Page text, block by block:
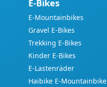
E-Bikes
E-Mountainbikes
Gravel E-Bikes
Trekking E-Bikes
Kinder E-Bikes
E-Lastenräder
Haibike E-Mountainbike